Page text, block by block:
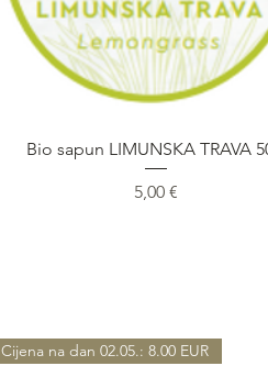
Быстрый просмотр
Bio sapun LIMUNSKA TRAVA
Цена
5,00 €
Cijena na dan 02.05.: 8.00 EUR